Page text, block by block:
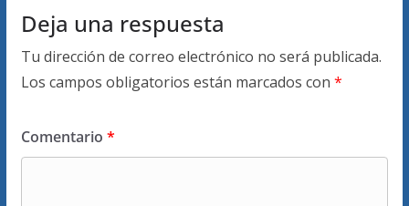
Deja una respuesta
Tu dirección de correo electrónico no será publicada.
Los campos obligatorios están marcados con *
Comentario *